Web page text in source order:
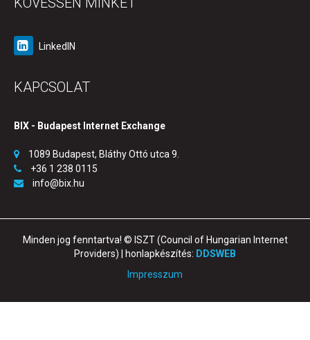
LinkedIN
KAPCSOLAT
BIX - Budapest Internet Exchange
1089 Budapest, Bláthy Ottó utca 9.
+36 1 238 0115
info@bix.hu
Minden jog fenntartva! © ISZT (Council of Hungarian Internet
Providers) | honlapkészítés: DDSWEB
Impresszum